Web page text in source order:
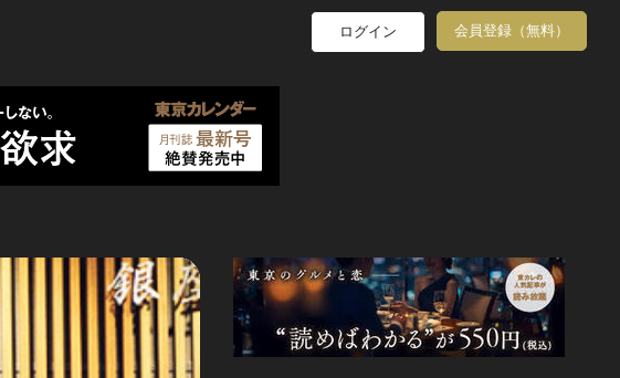
ログイン 会員登録（無料）